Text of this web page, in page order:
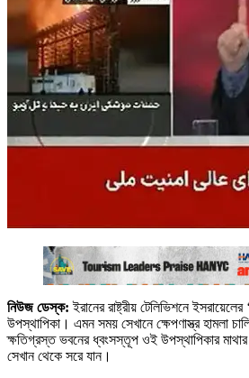
নিউজ ডেস্ক: ইরানের রাষ্ট্রীয় টেলিভিশনে
উপস্থাপিকা। এমন সময় সেখানে ক্ষেপণাস্ত্র হামলা
ক্ষতিগ্রস্ত ভবনের ধ্বংসস্তূপ ওই উপস্থাপিকার
সেখান থেকে সরে যান।